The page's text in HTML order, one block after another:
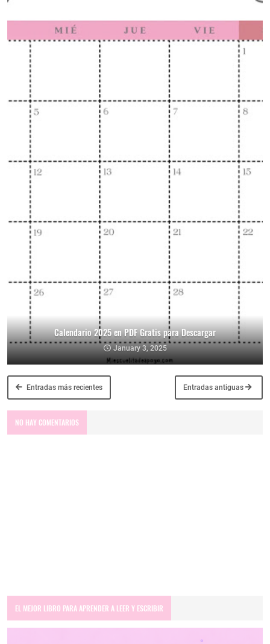
Calendario 2025 en PDF Gratis para Descargar
January 3, 2025
Entradas más recientes Entradas antiguas
NO HAY COMENTARIOS
EL MEJOR LIBRO PARA APRENDER A LEER Y ESCRIBIR